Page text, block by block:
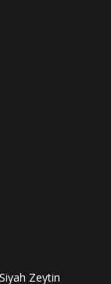
Zeytin